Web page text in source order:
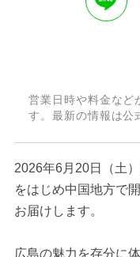
営業日時や料金など
す。最新の情報は公
2026年6月20日（土
をはじめ中国地方で
お届けします。
広島の魅力を存分に